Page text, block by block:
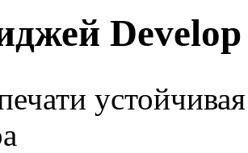
Develop